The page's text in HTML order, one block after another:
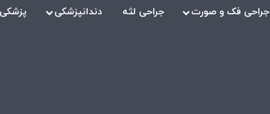
جراحی فک و صورت جراحی لثه دندانپزشکی پزشکی